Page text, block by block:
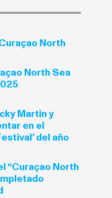
North
North Sea
Martin y
en el
del año
“Curaçao North